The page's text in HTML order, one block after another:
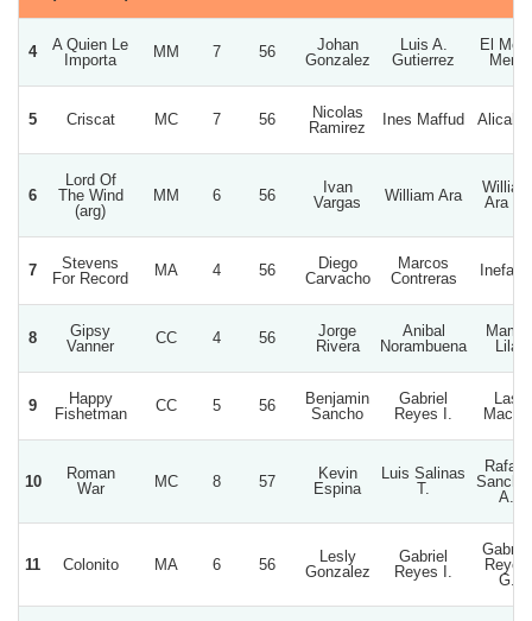
4
A Quien Le
Importa
MM 7 56
Johan
Gonzalez
Luis A.
Gutierrez
El Mero
Mero
5 Criscat MC 7 56
Nicolas
Ramirez
Ines Maffud
6
Lord Of
The Wind
(arg)
MM 6 56
Ivan
Vargas
William Ara
William
Ara D.
7
Stevens
For Record
MA 4 56
Diego
Carvacho
Marcos
Contreras
8
Gipsy
Vanner
CC 4 56
Jorge
Rivera
Anibal
Norambuena
Mama
Lila
9
Happy
Fishetman
CC 5 56
Benjamin
Sancho
Gabriel
Reyes I.
Las
Macas
10
Roman
War
MC 8 57
Kevin
Espina
Luis Salinas
T.
Rafael
A.
11 Colonito MA 6 56
Lesly
Gonzalez
Gabriel
Reyes I.
Gabriel
Reyes
G.